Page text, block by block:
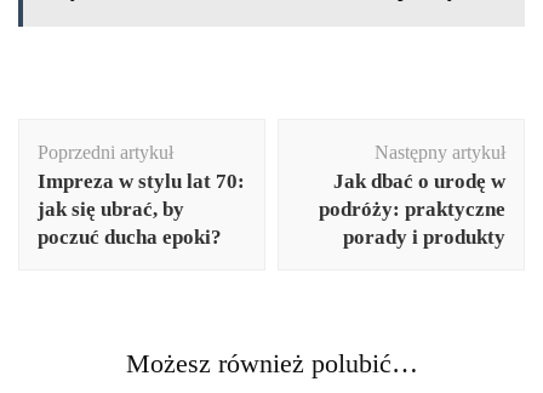
wpisu
Poprzedni artykuł
Impreza w stylu lat 70:
jak się ubrać, by
poczuć ducha epoki?
Następny artykuł
Jak dbać o urodę w
podróży: praktyczne
porady i produkty
Możesz również polubić…